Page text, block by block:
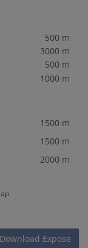
500 m
3000 m
500 m
1000 m
1500 m
1500 m
2000 m
Download Expose